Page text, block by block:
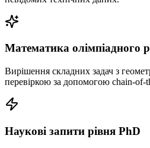
Математика олімпіадного
Вирішення складних задач з
перевіркою за допомогою chain-of-
Наукові запити рівня PhD